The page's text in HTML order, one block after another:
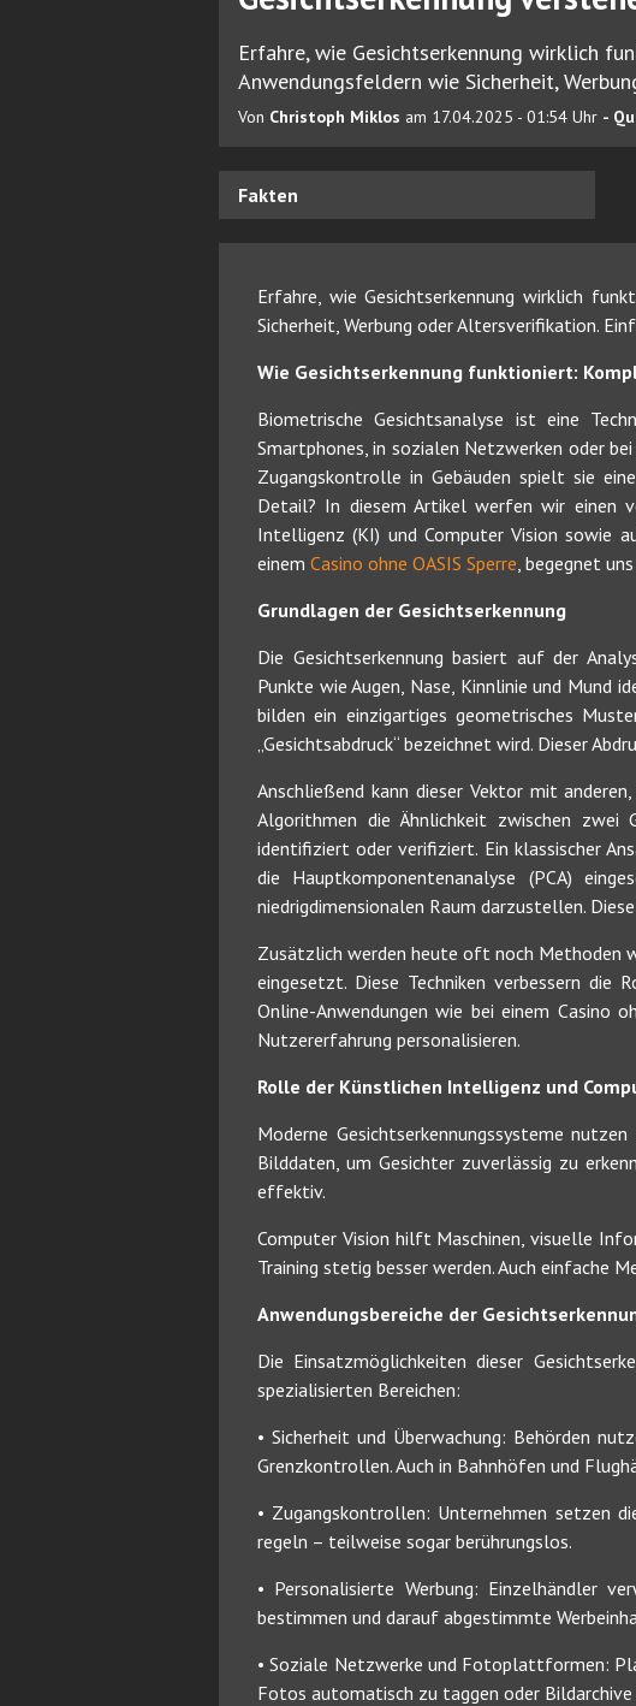
Erfahre, wie Gesichtserkennung wirklich
Anwendungsfeldern wie Sicherheit,
Von Christoph Miklos am 17.04.2025 - 01:54 Uhr -
Fakten
Erfahre, wie Gesichtserkennung wirklich
Sicherheit, Werbung oder Altersverifikation.
Wie Gesichtserkennung funktioniert:
Biometrische Gesichtsanalyse ist eine
Smartphones, in sozialen Netzwerken oder
Zugangskontrolle in Gebäuden spielt sie
Detail? In diesem Artikel werfen wir einen
Intelligenz (KI) und Computer Vision sowie
einem Casino ohne OASIS Sperre, begegnet
Grundlagen der Gesichtserkennung
Die Gesichtserkennung basiert auf der
Punkte wie Augen, Nase, Kinnlinie und Mund
bilden ein einzigartiges geometrisches
„Gesichtsabdruck“ bezeichnet wird. Dieser
Anschließend kann dieser Vektor mit
Algorithmen die Ähnlichkeit zwischen zwei
identifiziert oder verifiziert. Ein klassischer
die Hauptkomponentenanalyse (PCA)
niedrigdimensionalen Raum darzustellen.
Zusätzlich werden heute oft noch Methoden
eingesetzt. Diese Techniken verbessern die
Online-Anwendungen wie bei einem Casino
Nutzererfahrung personalisieren.
Rolle der Künstlichen Intelligenz und
Moderne Gesichtserkennungssysteme
Bilddaten, um Gesichter zuverlässig zu
effektiv.
Computer Vision hilft Maschinen, visuelle
Training stetig besser werden. Auch einfache
Anwendungsbereiche der
Die Einsatzmöglichkeiten dieser
spezialisierten Bereichen:
• Sicherheit und Überwachung: Behörden
Grenzkontrollen. Auch in Bahnhöfen und
• Zugangskontrollen: Unternehmen setzen
regeln – teilweise sogar berührungslos.
• Personalisierte Werbung: Einzelhändler
bestimmen und darauf abgestimmte
• Soziale Netzwerke und Fotoplattformen:
Fotos automatisch zu taggen oder